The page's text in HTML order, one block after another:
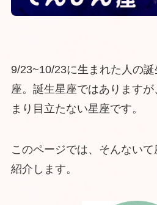
9/23~10/23に生まれた人の
座。誕生星座ではあります
まり目立たない星座です。
このページでは、そんない
紹介します。